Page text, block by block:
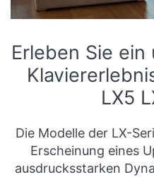
Erleben Sie
LX5
Die Modelle der LX-
Erscheinung eines
ausdrucksstarken